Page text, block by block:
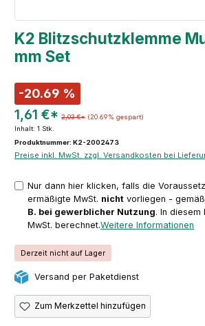
K2 Blitzschutzklemme
mm Set
-20.69 %
1,61 €* 2,03 €* (20.69% gespart)
Inhalt: 1 Stk.
Produktnummer: K2-2002473
Preise inkl. MwSt. zzgl. Versandkosten bei
Nur dann hier klicken, falls die
ermäßigte MwSt. nicht vorliegen -
B. bei gewerblicher Nutzung. In diesem
MwSt. berechnet.Weitere Informationen
Derzeit nicht auf Lager
Versand per Paketdienst
Zum Merkzettel hinzufügen